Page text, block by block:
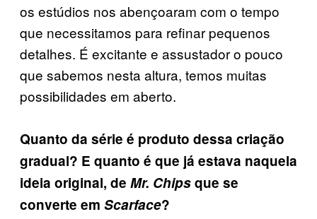
os estúdios nos abençoaram com o tempo
que necessitamos para refinar pequenos
detalhes. É excitante e assustador o pouco
que sabemos nesta altura, temos muitas
possibilidades em aberto.
Quanto da série é produto dessa criação
gradual? E quanto é que já estava naquela
ideia original, de Mr. Chipsque se
converte em Scarface?